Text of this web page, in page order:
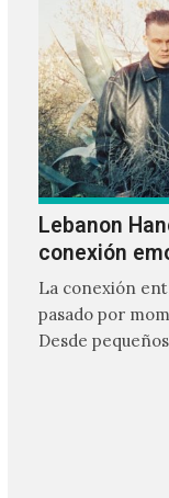
Lebanon
conexión
La conexión
pasado por
Desde